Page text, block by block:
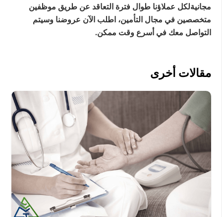
مجانيةلكل عملاؤنا طوال فترة التعاقد عن طريق موظفين
متخصصين في مجال التأمين، اطلب الآن عروضنا وسيتم
التواصل معك في أسرع وقت ممكن.
مقالات أخرى